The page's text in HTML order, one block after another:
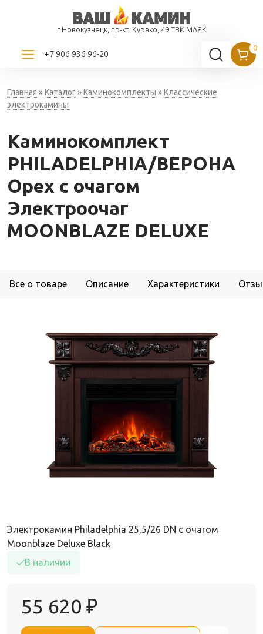
г.Новокузнецк, пр-кт. Курако, 49 ТВК МАЯК
+7 906 936 96-20
Главная »Каталог»Каминокомплекты »Классические
электрокамины
Каминокомплект
PHILADELPHIA/ВЕРОНА
Орех с очагом
Электроочаг
MOONBLAZE DELUXE
Все о товаре Описание Характеристики
Электрокамин Philadelphia 25,5/26 DN с очагом
Moonblaze Deluxe Black
В наличии
55 620 ₽